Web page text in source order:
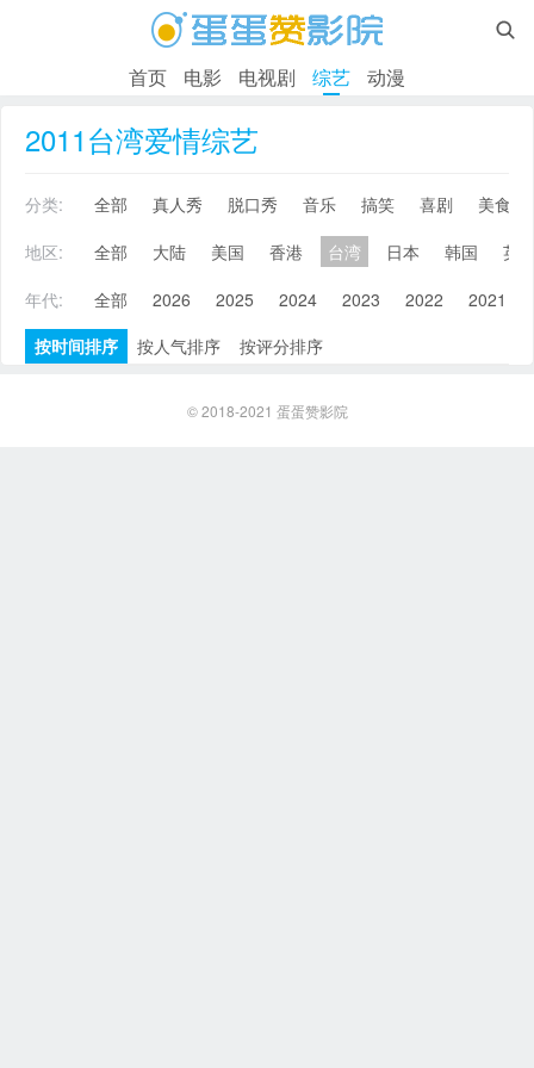

首页 电影 电视剧 综艺 动漫
2011台湾爱情综艺
分类: 全部 真人秀 脱口秀 音乐 搞笑 喜剧
美食
地区:
全部 大陆 美国 香港 台湾 日本 韩国
英
年代:
全部 2026 2025 2024 2023 2022 2021
按时间排序
按人气排序 按评分排序
© 2018-2021 蛋蛋赞影院